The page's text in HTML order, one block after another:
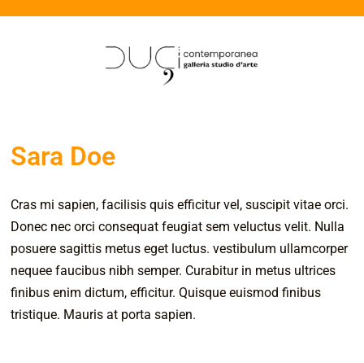
Sara Doe
Cras mi sapien, facilisis quis efficitur vel, suscipit vitae orci.
Donec nec orci consequat feugiat sem veluctus velit. Nulla
posuere sagittis metus eget luctus. vestibulum ullamcorper
nequee faucibus nibh semper. Curabitur in metus ultrices
finibus enim dictum, efficitur. Quisque euismod finibus
tristique. Mauris at porta sapien.